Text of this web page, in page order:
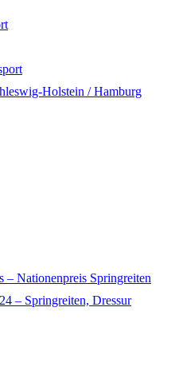
Holstein / Hamburg
– Nationenpreis Springreiten
– Springreiten, Dressur